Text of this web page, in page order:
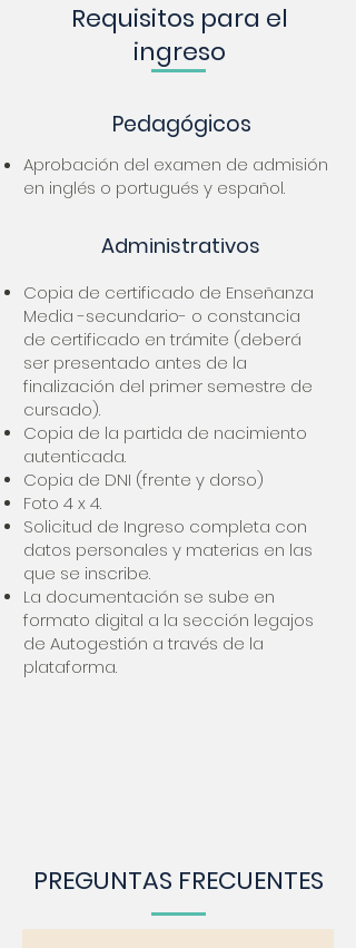
Requisitos para el
ingreso
Pedagógicos
Aprobación del examen de admisión
en inglés o portugués y español.
Administrativos
Copia de certificado de Enseñanza
Media -secundario- o constancia
de certificado en trámite (deberá
ser presentado antes de la
finalización del primer semestre de
cursado).
Copia de la partida de nacimiento
autenticada.
Copia de DNI (frente y dorso)
Foto 4 x 4.
Solicitud de Ingreso completa con
datos personales y materias en las
que se inscribe.
La documentación se sube en
formato digital a la sección legajos
de Autogestión a través de la
plataforma.
PREGUNTAS FRECUENTES